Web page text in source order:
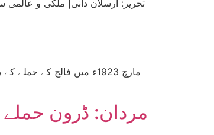
مارچ 1923ء میں فالج کے